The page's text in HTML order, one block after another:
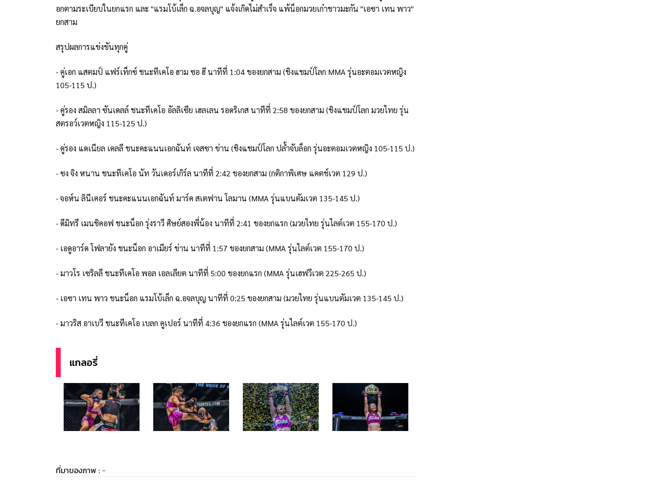
อกตามระเบียบในยกแรก และ "แรมโบ้เล็ก ฉ.อจลบุญ" แจ้งเกิดไม่สำเร็จ แพ้น็อกมวยเก๋าชาวมะกัน "เอซา เทน พาว"
ยกสาม
สรุปผลการแข่งขันทุกคู่
- คู่เอก แสตมป์ แฟร์เท็กซ์ ชนะทีเคโอ ฮาม ซอ ฮี นาทีที่ 1:04 ของยกสาม (ชิงแชมป์โลก MMA รุ่นอะตอมเวตหญิง
105-115 ป.)
- คู่รอง สมิลลา ซันเดลล์ ชนะทีเคโอ อัลลิเซีย เฮลเลน รอดริเกส นาทีที่ 2:58 ของยกสาม (ชิงแชมป์โลก มวยไทย รุ่น
สตรอว์เวตหญิง 115-125 ป.)
- คู่รอง แดเนียล เคลลี ชนะคะแนนเอกฉันท์ เจสซา ข่าน (ชิงแชมป์โลก ปล้ำจับล็อก รุ่นอะตอมเวตหญิง 105-115 ป.)
- ซง จิง หนาน ชนะทีเคโอ นัท วันเดอร์เกิร์ล นาทีที่ 2:42 ของยกสาม (กติกาพิเศษ แคตช์เวต 129 ป.)
- จอห์น ลินีเคอร์ ชนะคะแนนเอกฉันท์ มาร์ค สเตฟาน โลมาน (MMA รุ่นแบนตัมเวต 135-145 ป.)
- ดีมิทรี เมนชิคอฟ ชนะน็อก รุ่งราวี ศิษย์สองพี่น้อง นาทีที่ 2:41 ของยกแรก (มวยไทย รุ่นไลต์เวต 155-170 ป.)
- เอดูอาร์ด โฟลายัง ชนะน็อก อาเมียร์ ข่าน นาทีที่ 1:57 ของยกสาม (MMA รุ่นไลต์เวต 155-170 ป.)
- มาวโร เซริลลี ชนะทีเคโอ พอล เอลเลียต นาทีที่ 5:00 ของยกแรก (MMA รุ่นเฮฟวีเวต 225-265 ป.)
- เอซา เทน พาว ชนะน็อก แรมโบ้เล็ก ฉ.อจลบุญ นาทีที่ 0:25 ของยกสาม (มวยไทย รุ่นแบนตัมเวต 135-145 ป.)
- มาวริส อาเบวี ชนะทีเคโอ เบลก คูเปอร์ นาทีที่ 4:36 ของยกแรก (MMA รุ่นไลต์เวต 155-170 ป.)
แกลอรี่
ที่มาของภาพ : -